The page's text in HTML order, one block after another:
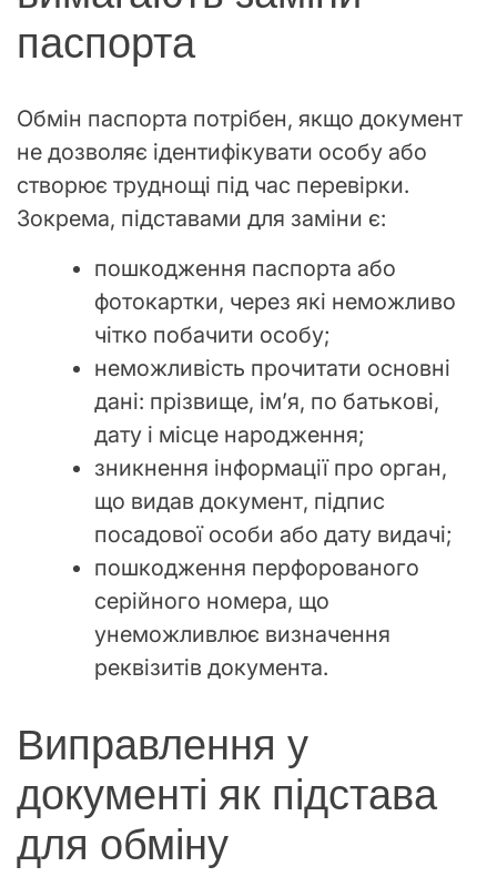
паспорта
Обмін паспорта потрібен, якщо документ
не дозволяє ідентифікувати особу або
створює труднощі під час перевірки.
Зокрема, підставами для заміни є:
пошкодження паспорта або
фотокартки, через які неможливо
чітко побачити особу;
неможливість прочитати основні
дані: прізвище, ім’я, по батькові,
дату і місце народження;
зникнення інформації про орган,
що видав документ, підпис
посадової особи або дату видачі;
пошкодження перфорованого
серійного номера, що
унеможливлює визначення
реквізитів документа.
Виправлення у
документі як підстава
для обміну